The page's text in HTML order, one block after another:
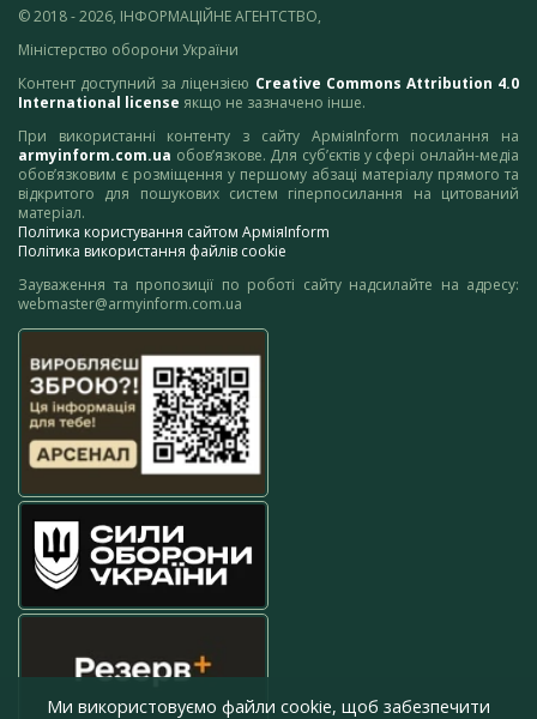
© 2018 - 2026, ІНФОРМАЦІЙНЕ АГЕНТСТВО,
Міністерство оборони України
Контент доступний за ліцензією Creative Commons Attribution 4.0
International license якщо не зазначено інше.
При використанні контенту з сайту АрміяInform посилання на
armyinform.com.ua обов’язкове. Для суб’єктів у сфері онлайн-медіа
обов’язковим є розміщення у першому абзаці матеріалу прямого та
відкритого для пошукових систем гіперпосилання на цитований
матеріал.
Політика користування сайтом АрміяInform
Політика використання файлів cookie
Зауваження та пропозиції по роботі сайту надсилайте на адресу:
webmaster@armyinform.com.ua
Ми використовуємо файли cookie, щоб забезпечити